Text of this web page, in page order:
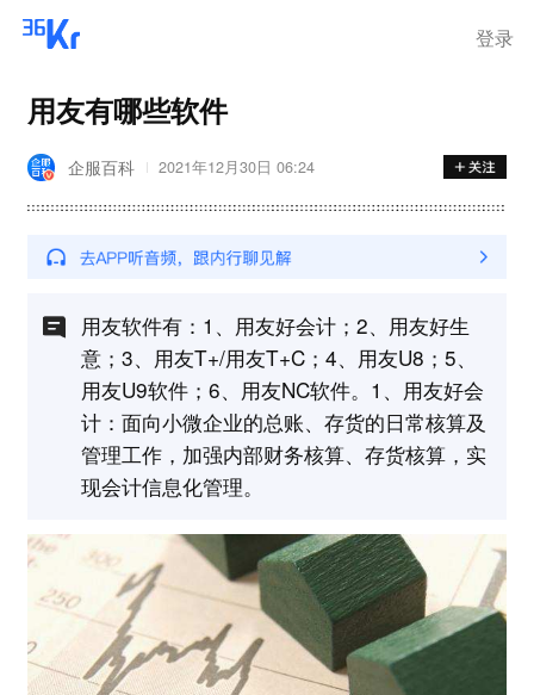
登录
用友有哪些软件
企服百科 2021年12月30日 06:24
用友软件有：1、用友好会计；2、用友好生
意；3、用友T+/用友T+C；4、用友U8；5、
用友U9软件；6、用友NC软件。1、用友好会
计：面向小微企业的总账、存货的日常核算及
管理工作，加强内部财务核算、存货核算，实
现会计信息化管理。